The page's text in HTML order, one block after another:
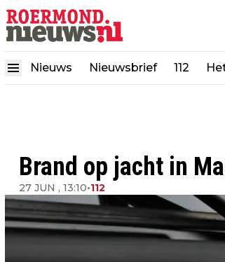
Nieuws Nieuwsbrief 112
Brand op jacht in
27 JUN , 13:10•112